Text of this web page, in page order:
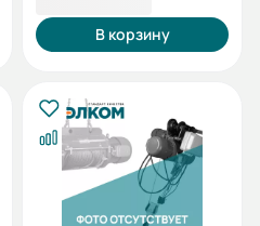
В корзину